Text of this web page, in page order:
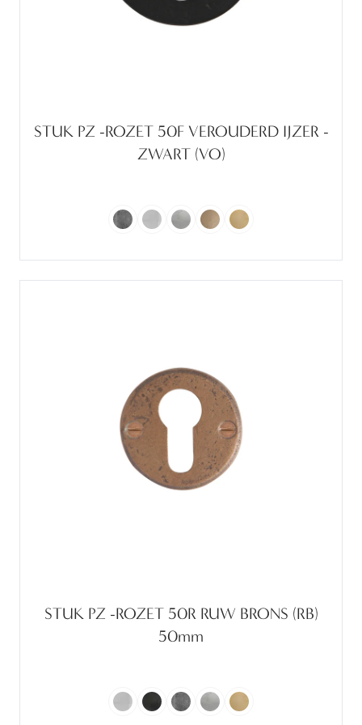
STUK PZ -ROZET 50F VEROUDERD IJZER -
ZWART (VO)
STUK PZ -ROZET 50R RUW BRONS (RB)
50mm